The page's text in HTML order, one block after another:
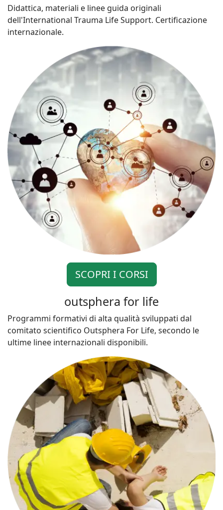
Didattica, materiali e linee guida originali
dell'International Trauma Life Support. Certificazione
internazionale.
SCOPRI I CORSI
outsphera for life
Programmi formativi di alta qualità sviluppati dal
comitato scientifico Outsphera For Life, secondo le
ultime linee internazionali disponibili.